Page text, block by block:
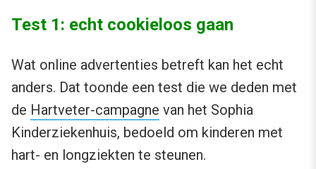
Test 1: echt cookieloos gaan
Wat online advertenties betreft kan het echt
anders. Dat toonde een test die we deden met
de Hartveter-campagne van het Sophia
Kinderziekenhuis, bedoeld om kinderen met
hart- en longziekten te steunen.